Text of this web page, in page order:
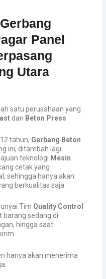
Panel
Utara
satu perusahaan yang
dan Beton Press.
tahun, Gerbang Beton
ini, ditambah lagi
teknologi Mesin
cetak yang
sehingga hanya akan
berkualitas saja.
Tim Quality Control
barang sedang di
hingga saat
hanya akan menerima